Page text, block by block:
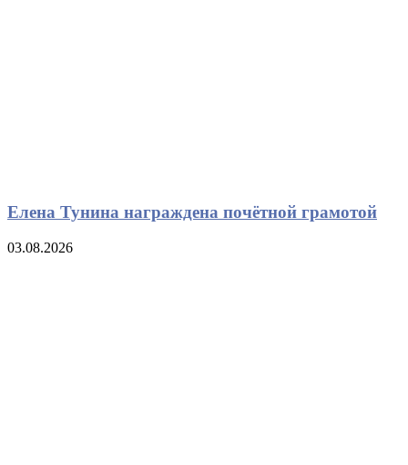
Елена Тунина награждена почётной грамотой
03.08.2026